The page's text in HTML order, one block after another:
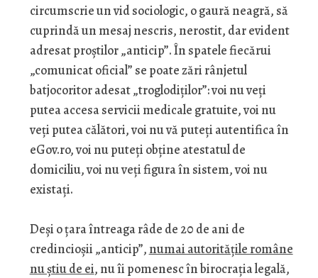
circumscrie un vid sociologic, o gaură neagră, să
cuprindă un mesaj nescris, nerostit, dar evident
adresat proștilor „anticip”. În spatele fiecărui
„comunicat oficial” se poate zări rânjetul
batjocoritor adesat „troglodiților”: voi nu veți
putea accesa servicii medicale gratuite, voi nu
veți putea călători, voi nu vă puteți autentifica în
eGov.ro, voi nu puteți obține atestatul de
domiciliu, voi nu veți figura în sistem, voi nu
existați.
Deși o țara întreaga râde de 20 de ani de
credincioșii „anticip”, numai autoritățile române
nu știu de ei, nu îi pomenesc în birocrația legală,